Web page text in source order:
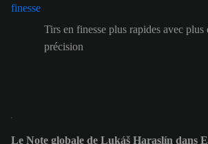
Tirs en finesse plus rapides avec plus
précision
Le Note globale de Lukáš Haraslín dans